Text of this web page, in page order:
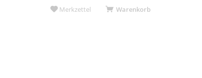
Warenkorb
Merkzettel